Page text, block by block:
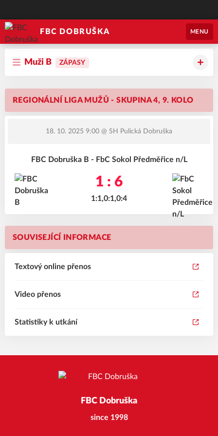
FBC DOBRUŠKA MENU
Muži B ZÁPASY
REGIONÁLNÍ LIGA MUŽŮ - SKUPINA 4, 9. KOLO
18. 10. 2025 9:00 @ SH Pulická Dobruška
FBC Dobruška B - FbC Sokol Předměřice n/L
1 : 6
1:1,0:1,0:4
SOUVISEJÍCÍ INFORMACE
Textový online přenos
Video přenos
Statistiky k utkání
FBC Dobruška
since 1998